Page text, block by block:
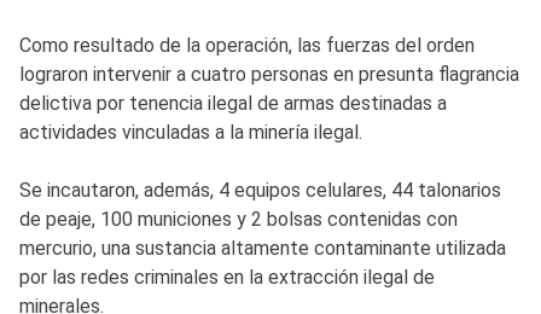
Como resultado de la operación, las fuerzas del orden
lograron intervenir a cuatro personas en presunta flagrancia
delictiva por tenencia ilegal de armas destinadas a
actividades vinculadas a la minería ilegal.
Se incautaron, además, 4 equipos celulares, 44 talonarios
de peaje, 100 municiones y 2 bolsas contenidas con
mercurio, una sustancia altamente contaminante utilizada
por las redes criminales en la extracción ilegal de
minerales.